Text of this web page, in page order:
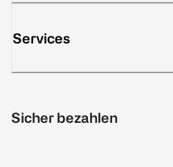
Services
Sicher bezahlen